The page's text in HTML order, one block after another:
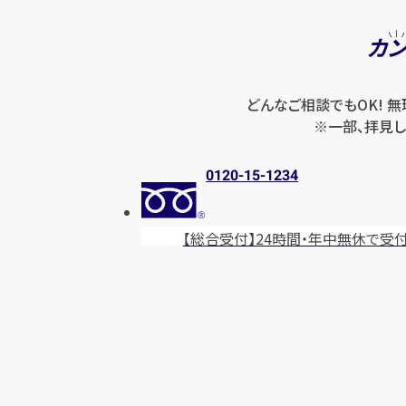
カ
どんなご相談でもOK! 無
※一部、拝見
0120-15-1234
【総合受付】24時間・年中無休で受